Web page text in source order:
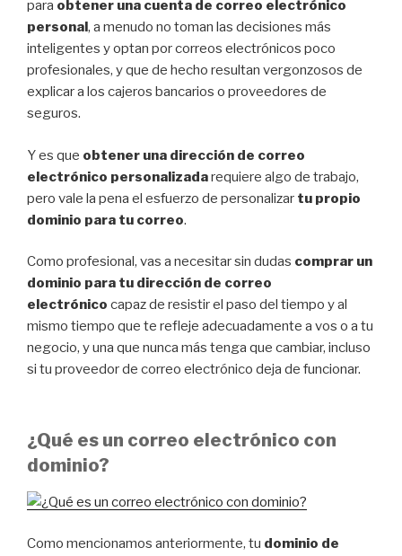
para obtener una cuenta de correo electrónico
personal, a menudo no toman las decisiones más
inteligentes y optan por correos electrónicos poco
profesionales, y que de hecho resultan vergonzosos de
explicar a los cajeros bancarios o proveedores de
seguros.
Y es que obtener una dirección de correo
electrónico personalizadarequiere algo de trabajo,
pero vale la pena el esfuerzo de personalizar tu propio
dominio para tu correo.
Como profesional, vas a necesitar sin dudas comprar un
dominio para tu dirección de correo
electrónico capaz de resistir el paso del tiempo y al
mismo tiempo que te refleje adecuadamente a vos o a tu
negocio, y una que nunca más tenga que cambiar, incluso
si tu proveedor de correo electrónico deja de funcionar.
¿Qué es un correo electrónico con
dominio?
Como mencionamos anteriormente, tu dominio de